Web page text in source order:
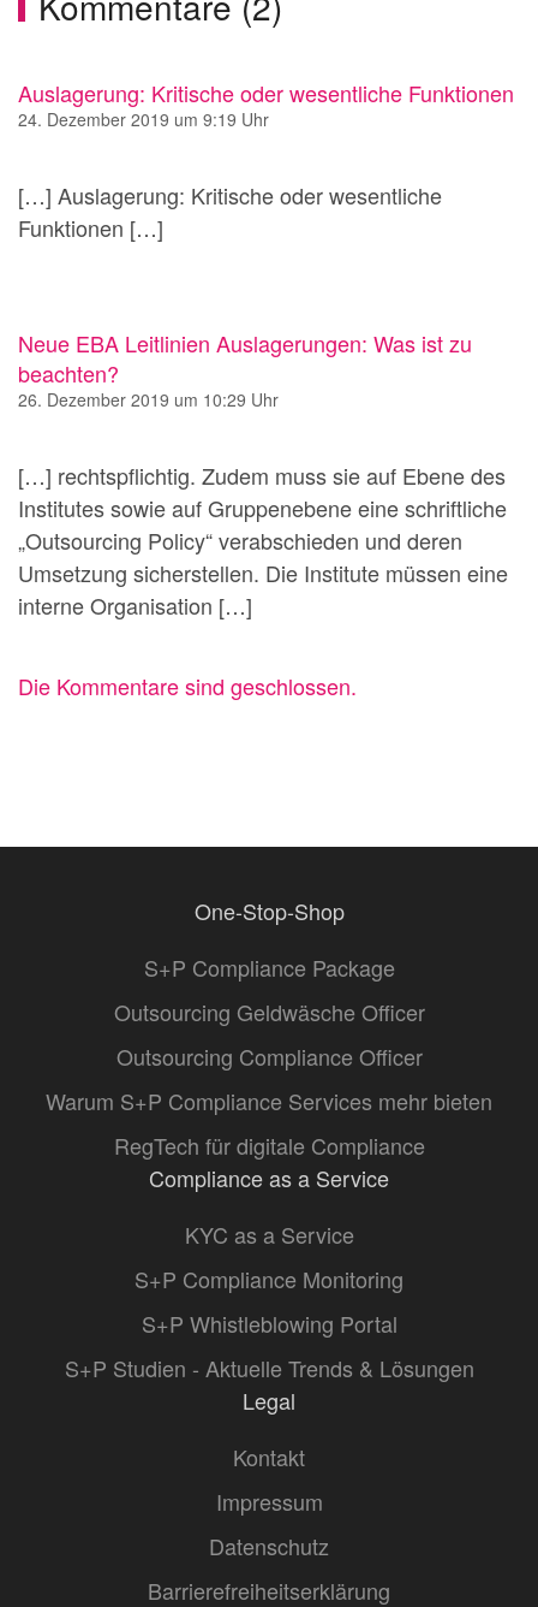
Auslagerung: Kritische oder wesentliche Funktionen
24. Dezember 2019 um 9:19 Uhr
[…] Auslagerung: Kritische oder wesentliche
Funktionen […]
Neue EBA Leitlinien Auslagerungen: Was ist zu
beachten?
26. Dezember 2019 um 10:29 Uhr
[…] rechtspflichtig. Zudem muss sie auf Ebene des
Institutes sowie auf Gruppenebene eine schriftliche
„Outsourcing Policy“ verabschieden und deren
Umsetzung sicherstellen. Die Institute müssen eine
interne Organisation […]
Die Kommentare sind geschlossen.
One-Stop-Shop
S+P Compliance Package
Outsourcing Geldwäsche Officer
Outsourcing Compliance Officer
Warum S+P Compliance Services mehr bieten
RegTech für digitale Compliance
Compliance as a Service
KYC as a Service
S+P Compliance Monitoring
S+P Whistleblowing Portal
S+P Studien - Aktuelle Trends & Lösungen
Legal
Kontakt
Impressum
Datenschutz
Barrierefreiheitserklärung